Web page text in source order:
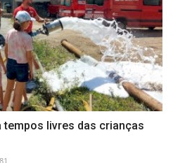
tempos livres das crianças